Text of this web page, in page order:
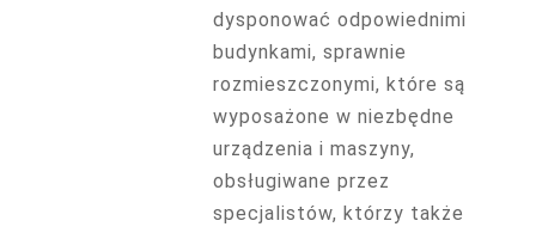
dysponować odpowiednimi
budynkami, sprawnie
rozmieszczonymi, które są
wyposażone w niezbędne
urządzenia i maszyny,
obsługiwane przez
specjalistów, którzy także